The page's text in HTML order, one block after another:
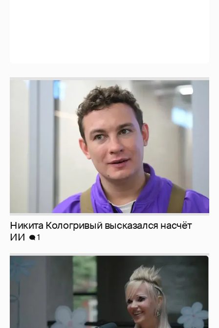
Никита Кологривый высказался насчёт
Певица Глюкоза рассказала о съёмках для
эротического журнала
3